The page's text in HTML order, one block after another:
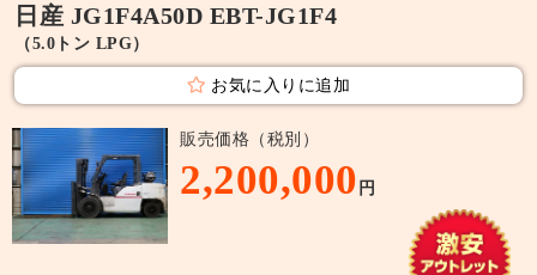
日産 JG1F4A50D EBT-JG1F4
（5.0トン LPG）
お気に入りに追加
販売価格（税別）
2,200,000 円